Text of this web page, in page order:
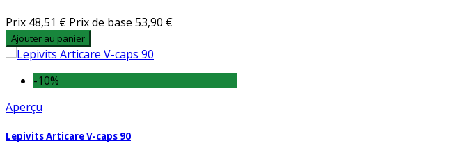
Prix 48,51 € Prix de base 53,90 €
Ajouter au panier
-10%
Aperçu
Lepivits Articare V-caps 90